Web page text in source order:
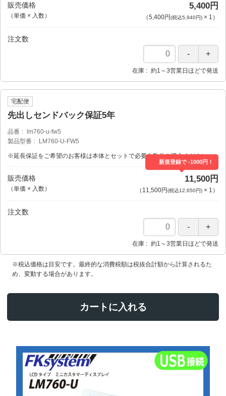
販売価格
（単価 × 入数）
5,400円
（5,400円(税込5,940円)× 1 ）
注文数
在庫 約1～3営業日ほどで発送
宅配便
先出しセンドバック保証5年
品番
lm760-u-fw5
製品型番
LM760-U-FW5
※延長保証をご希望のお客様は本体とセットで必要台数分ご購入ください。
販売価格
（単価 × 入数）
新規登録で -1000円！
11,500円
（ 11,500円(税込12,650円)× 1 ）
注文数
在庫 約1～3営業日ほどで発送
※税込価格は目安です。最終的な消費税額は税抜合計額から計算されるた
め、変動する場合があります。
カートに入れる